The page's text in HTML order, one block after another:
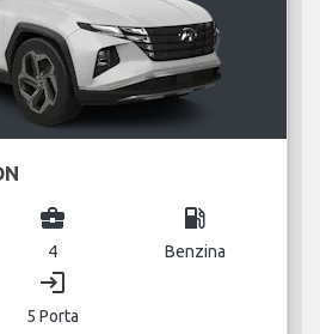
business_center
4
local_gas_station
Benzina
login
5 Porta